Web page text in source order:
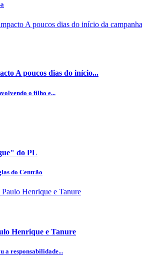
A poucos dias do início...
o filho e...
do PL
do Centrão
Henrique e Tanure
a responsabilidade...